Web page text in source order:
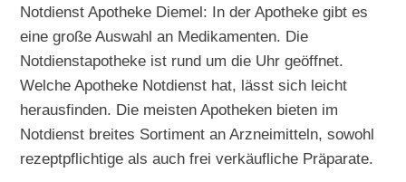
Notdienst Apotheke Diemel: In der Apotheke gibt es
eine große Auswahl an Medikamenten. Die
Notdienstapotheke ist rund um die Uhr geöffnet.
Welche Apotheke Notdienst hat, lässt sich leicht
herausfinden. Die meisten Apotheken bieten im
Notdienst breites Sortiment an Arzneimitteln, sowohl
rezeptpflichtige als auch frei verkäufliche Präparate.